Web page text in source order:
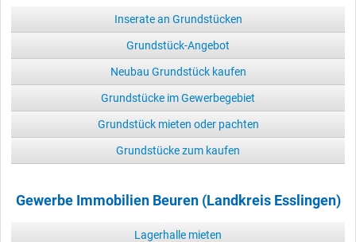
Inserate an Grundstücken
Grundstück-Angebot
Neubau Grundstück kaufen
Grundstücke im Gewerbegebiet
Grundstück mieten oder pachten
Grundstücke zum kaufen
Gewerbe Immobilien Beuren (Landkreis Esslingen)
Lagerhalle mieten